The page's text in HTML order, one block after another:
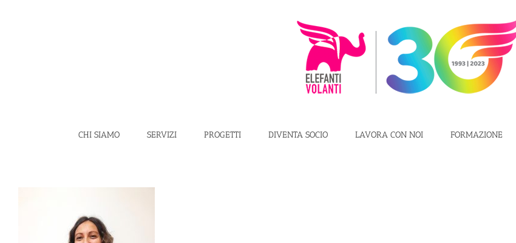
CHI SIAMO SERVIZI PROGETTI DIVENTA SOCIO LAVORA CON NOI FORMAZIONE